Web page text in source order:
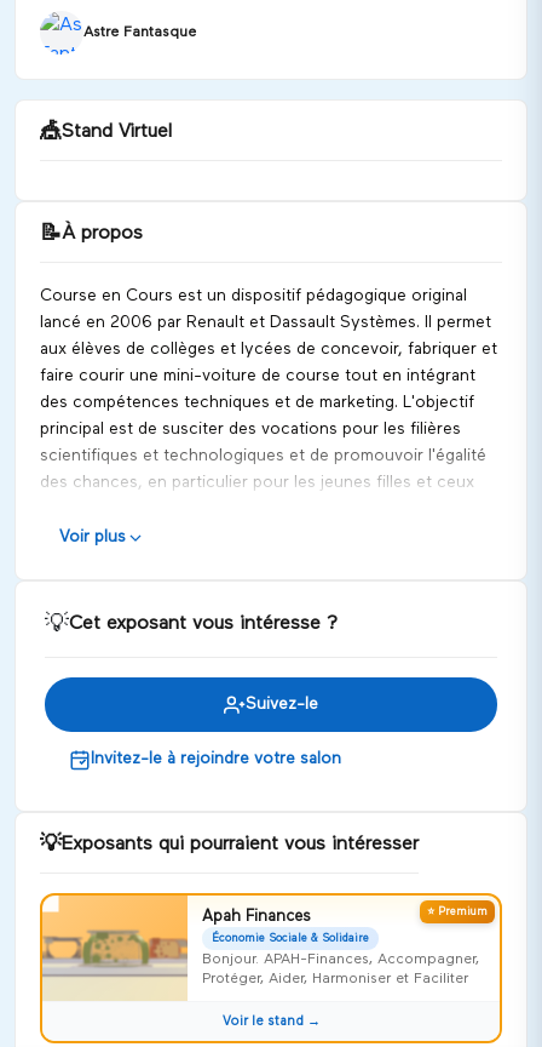
Astre Fantasque
🎪Stand Virtuel
Discuter
📝À propos
Course en Cours est un dispositif pédagogique original
lancé en 2006 par Renault et Dassault Systèmes. Il permet
aux élèves de collèges et lycées de concevoir, fabriquer et
faire courir une mini-voiture de course tout en intégrant
des compétences techniques et de marketing. L'objectif
principal est de susciter des vocations pour les filières
scientifiques et technologiques et de promouvoir l'égalité
des chances, en particulier pour les jeunes filles et ceux
compétitions régionales et nationales, utilisant des outils et
Voir plus
💡Cet exposant vous intéresse ?
Suivez-le
Invitez-le à rejoindre votre salon
💡Exposants qui pourraient vous intéresser
⭐ Premium
Apah Finances
Économie Sociale & Solidaire
Bonjour. APAH-Finances, Accompagner,
Protéger, Aider, Harmoniser et Faciliter
Voir le stand →